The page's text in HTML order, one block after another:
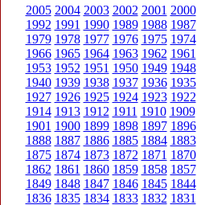
2005 2004 2003 2002 2001 2000
1992 1991 1990 1989 1988 1987
1979 1978 1977 1976 1975 1974
1966 1965 1964 1963 1962 1961
1953 1952 1951 1950 1949 1948
1940 1939 1938 1937 1936 1935
1927 1926 1925 1924 1923 1922
1914 1913 1912 1911 1910 1909
1901 1900 1899 1898 1897 1896
1888 1887 1886 1885 1884 1883
1875 1874 1873 1872 1871 1870
1862 1861 1860 1859 1858 1857
1849 1848 1847 1846 1845 1844
1836 1835 1834 1833 1832 1831